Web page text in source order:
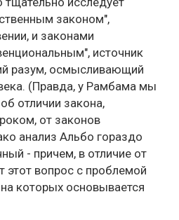
законом",
и законами
источник
разум, осмысливающий
(Правда, у Рамбама мы
отличии закона,
от законов
анализ Альбо гораздо
- причем, в отличие от
этот вопрос с проблемой
которых основывается